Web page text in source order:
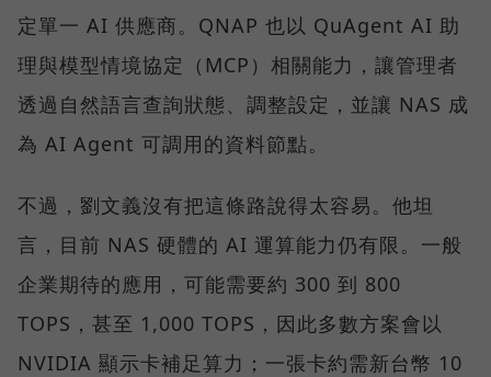
定單一 AI 供應商。QNAP 也以 QuAgent AI 助
理與模型情境協定（MCP）相關能力，讓管理者
透過自然語言查詢狀態、調整設定，並讓 NAS 成
為 AI Agent 可調用的資料節點。
不過，劉文義沒有把這條路說得太容易。他坦
言，目前 NAS 硬體的 AI 運算能力仍有限。一般
企業期待的應用，可能需要約 300 到 800
TOPS，甚至 1,000 TOPS，因此多數方案會以
NVIDIA 顯示卡補足算力；一張卡約需新台幣 10